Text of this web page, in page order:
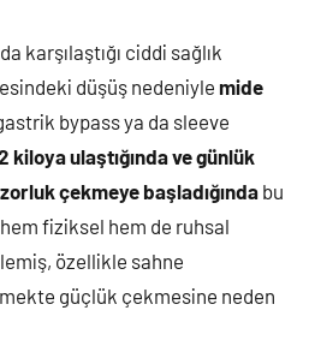
karşılaştığı ciddi sağlık
düşüş nedeniyle mide
bypass ya da sleeve
kiloya ulaştığında ve günlük
çekmeye başladığındabu
hem fiziksel hem de ruhsal
özellikle sahne
güçlük çekmesine neden